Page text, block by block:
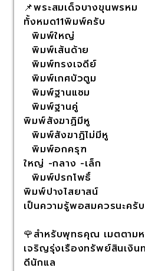
📌พระสมเด็จบางขุนพรหม
ทั้งหมด11พิมพ์ครับ
พิมพ์ใหญ่
พิมพ์เส้นด้าย
พิมพ์ทรงเจดีย์
พิมพ์เกศบัวตูม
พิมพ์ฐานแซม
พิมพ์ฐานคู่
พิมพ์สังฆาฏิมีหู
พิมพ์สังฆาฏิไม่มีหู
พิมพ์อกครุฑ
ใหญ่ -กลาง -เล็ก
พิมพ์ปรกโพธิ์
พิมพ์ปางไสยาสน์
เป็นความรู้พอสมควรนะครับ
🌹สำหรับพุทธคุณ เมตตาม
เจริญรุ่งเรืองทรัพย์สินเงิน
ดีนักแล